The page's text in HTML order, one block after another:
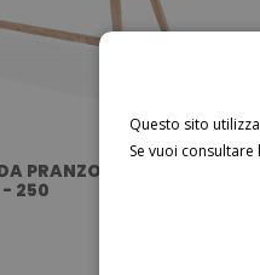
PRANZO RETTANGOLARE
- 250
Questo sito
Se vuoi